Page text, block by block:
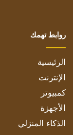
روابط تهمك
الرئيسية
الإنترنت
كمبيوتر
الأجهزة
الذكاء المنزلي